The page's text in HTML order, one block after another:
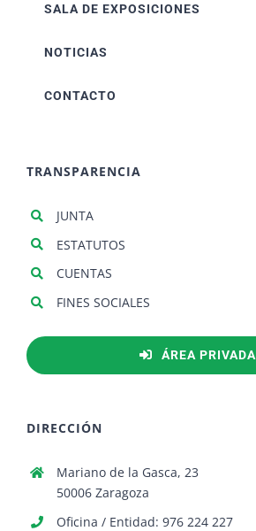
SALA DE EXPOSICIONES
NOTICIAS
CONTACTO
TRANSPARENCIA
JUNTA
ESTATUTOS
CUENTAS
FINES SOCIALES
ÁREA PRIVADA
DIRECCIÓN
Mariano de la Gasca, 23
50006 Zaragoza
Oficina / Entidad: 976 224 227